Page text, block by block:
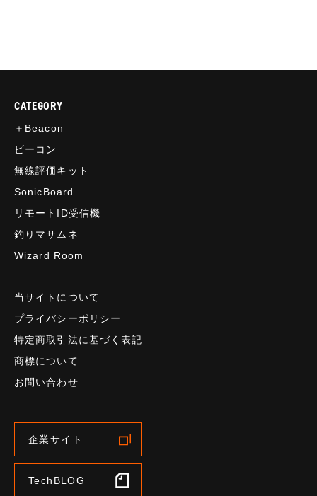
CATEGORY
＋Beacon
ビーコン
無線評価キット
SonicBoard
リモートID受信機
釣りマサムネ
Wizard Room
当サイトについて
プライバシーポリシー
特定商取引法に基づく表記
商標について
お問い合わせ
企業サイト
TechBLOG